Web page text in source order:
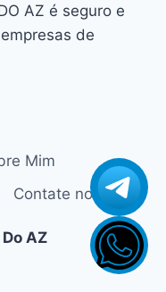
Primeira
AZ é seguro e
de
Mim
Contate nos
AZ